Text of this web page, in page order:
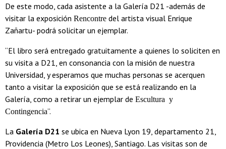
De este modo, cada asistente a la Galería D21 -además de
visitar la exposición Rencontre del artista visual Enrique
Zañartu- podrá solicitar un ejemplar.
“El libro será entregado gratuitamente a quienes lo soliciten en
su visita a D21, en consonancia con la misión de nuestra
Universidad, y esperamos que muchas personas se acerquen
tanto a visitar la exposición que se está realizando en la
Galería, como a retirar un ejemplar de Escultura y
Contingencia”.
La Galería D21 se ubica en Nueva Lyon 19, departamento 21,
Providencia (Metro Los Leones), Santiago. Las visitas son de